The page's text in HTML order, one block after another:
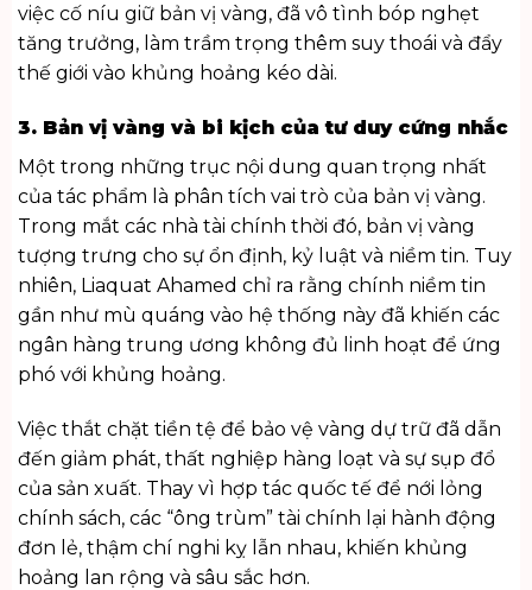
việc cố níu giữ bản vị vàng, đã vô tình bóp nghẹt
tăng trưởng, làm trầm trọng thêm suy thoái và đẩy
thế giới vào khủng hoảng kéo dài.
3. Bản vị vàng và bi kịch của tư duy cứng nhắc
Một trong những trục nội dung quan trọng nhất
của tác phẩm là phân tích vai trò của bản vị vàng.
Trong mắt các nhà tài chính thời đó, bản vị vàng
tượng trưng cho sự ổn định, kỷ luật và niềm tin. Tuy
nhiên, Liaquat Ahamed chỉ ra rằng chính niềm tin
gần như mù quáng vào hệ thống này đã khiến các
ngân hàng trung ương không đủ linh hoạt để ứng
phó với khủng hoảng.
Việc thắt chặt tiền tệ để bảo vệ vàng dự trữ đã dẫn
đến giảm phát, thất nghiệp hàng loạt và sự sụp đổ
của sản xuất. Thay vì hợp tác quốc tế để nới lỏng
chính sách, các “ông trùm” tài chính lại hành động
đơn lẻ, thậm chí nghi kỵ lẫn nhau, khiến khủng
hoảng lan rộng và sâu sắc hơn.